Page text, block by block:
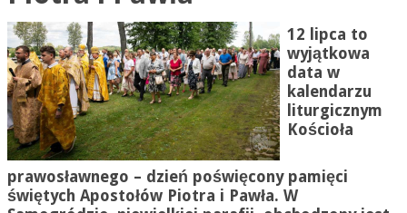
12 lipca to
wyjątkowa
data w
kalendarzu
liturgicznym
Kościoła
prawosławnego – dzień poświęcony pamięci
świętych Apostołów Piotra i Pawła. W